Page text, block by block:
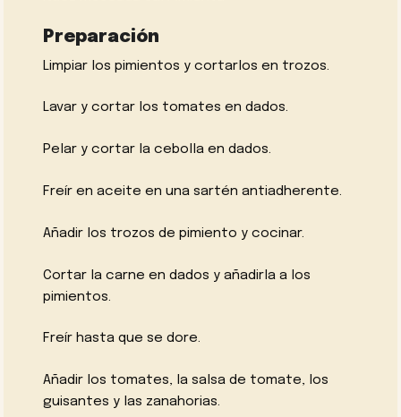
Preparación
Limpiar los pimientos y cortarlos en trozos.
Lavar y cortar los tomates en dados.
Pelar y cortar la cebolla en dados.
Freír en aceite en una sartén antiadherente.
Añadir los trozos de pimiento y cocinar.
Cortar la carne en dados y añadirla a los
pimientos.
Freír hasta que se dore.
Añadir los tomates, la salsa de tomate, los
guisantes y las zanahorias.